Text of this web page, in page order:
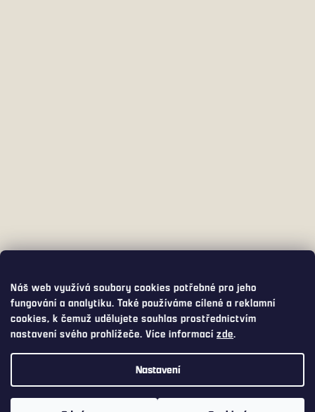
Náš web využívá soubory cookies potřebné pro jeho
fungování a analytiku. Také používáme cílené a reklamní
cookies, k čemuž udělujete souhlas prostřednictvím
nastavení svého prohlížeče. Více informacízde.
Nastavení
Využijte přepravu s DPD PICKUP za pouhých 75,- Kč. DPD PICKUP